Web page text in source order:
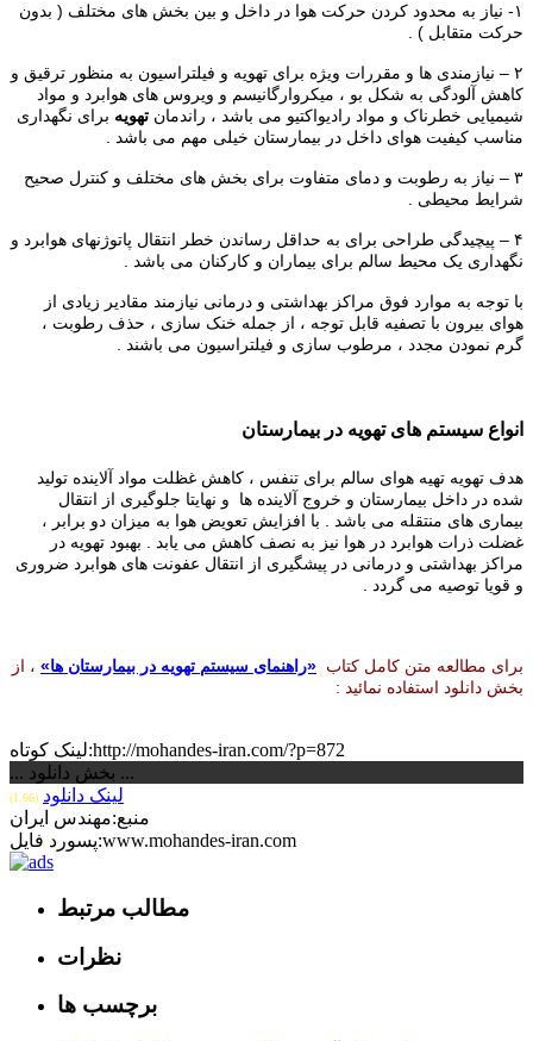
۱- نیاز به محدود کردن حرکت هوا در داخل و بین بخش های مختلف ( بدون
حرکت متقابل ) .
۲ – نیازمندی ها و مقررات ویژه برای تهویه و فیلتراسیون به منظور ترقیق و
کاهش آلودگی به شکل بو ، میکروارگانیسم و ویروس های هوابرد و مواد
شیمیایی خطرناک و مواد رادیواکتیو می باشد ، راندمان تهویه برای نگهداری
مناسب کیفیت هوای داخل در بیمارستان خیلی مهم می باشد .
۳ – نیاز به رطوبت و دمای متفاوت برای بخش های مختلف و کنترل صحیح
شرایط محیطی .
۴ – پیچیدگی طراحی برای به حداقل رساندن خطر انتقال پاتوژنهای هوابرد و
نگهداری یک محیط سالم برای بیماران و کارکنان می باشد .
با توجه به موارد فوق مراکز بهداشتی و درمانی نیازمند مقادیر زیادی از
هوای بیرون با تصفیه قابل توجه ، از جمله خنک سازی ، حذف رطوبت ،
گرم نمودن مجدد ، مرطوب سازی و فیلتراسیون می باشند .
انواع سیستم های تهویه در بیمارستان
هدف تهویه تهیه هوای سالم برای تنفس ، کاهش غظلت مواد آلاینده تولید
شده در داخل بیمارستان و خروج آلاینده ها و نهایتا جلوگیری از انتقال
بیماری های منتقله می باشد . با افزایش تعویض هوا به میزان دو برابر ،
غضلت ذرات هوابرد در هوا نیز به نصف کاهش می یابد . بهبود تهویه در
مراکز بهداشتی و درمانی در پیشگیری از انتقال عفونت های هوابرد ضروری
و قویا توصیه می گردد .
برای مطالعه متن کامل کتاب «راهنمای سیستم تهویه در بیمارستان ها» ، از
بخش دانلود استفاده نمائید :
لینک کوتاه:http://mohandes-iran.com/?p=872
... بخش دانلود ...
لینک دانلود (1.66)
منبع:مهندس ایران
پسورد فایل:www.mohandes-iran.com
مطالب مرتبط
نظرات
برچسب ها